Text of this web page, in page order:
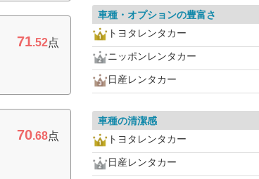
71.52点
70.68点
車種・オプションの豊富さ
トヨタレンタカー
ニッポンレンタカー
日産レンタカー
車種の清潔感
トヨタレンタカー
日産レンタカー